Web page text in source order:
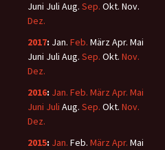
Juni Juli Aug. Sep. Okt. Nov.
Dez.
2017: Jan. Feb. MärzApr. Mai
Juni Juli Aug. Sep. Okt. Nov.
Dez.
2016: Jan. Feb. März Apr. Mai
Juni Juli Aug. Sep. Okt. Nov.
Dez.
2015: Jan. Feb. März Apr. Mai